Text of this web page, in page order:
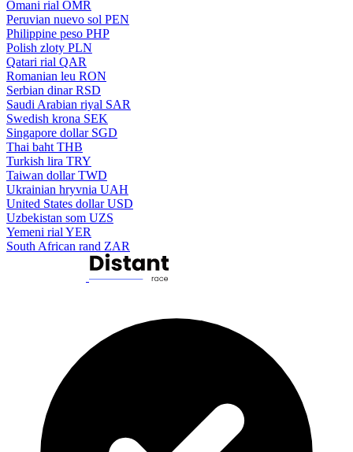
Omani rial OMR
Peruvian nuevo sol PEN
Philippine peso PHP
Polish zloty PLN
Qatari rial QAR
Romanian leu RON
Serbian dinar RSD
Saudi Arabian riyal SAR
Swedish krona SEK
Singapore dollar SGD
Thai baht THB
Turkish lira TRY
Taiwan dollar TWD
Ukrainian hryvnia UAH
United States dollar USD
Uzbekistan som UZS
Yemeni rial YER
South African rand ZAR